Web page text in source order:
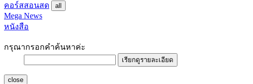
คอร์สสอนสด all
Mega News
หนังสือ
กรุณากรอกคำค้นหาค่ะ
เรียกดูรายละเอียด
close